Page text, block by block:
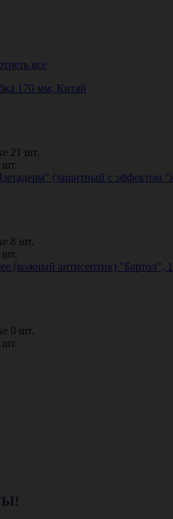
все
170 мм, Китай
21 шт.
шт.
(защитный с эффектом
8 шт.
шт.
(кожный антисептик)
0 шт.
шт.